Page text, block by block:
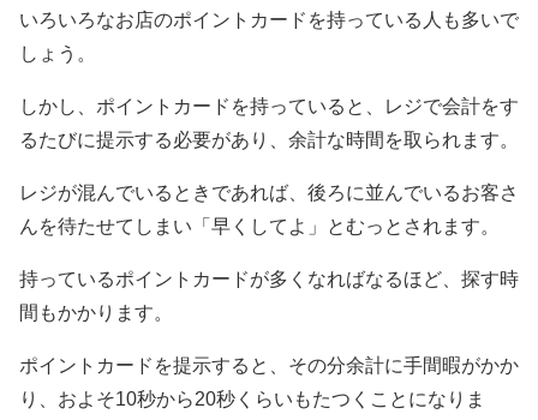
いろいろなお店のポイントカードを持っている人も多いで
しょう。
しかし、ポイントカードを持っていると、レジで会計をす
るたびに提示する必要があり、余計な時間を取られます。
レジが混んでいるときであれば、後ろに並んでいるお客さ
んを待たせてしまい「早くしてよ」とむっとされます。
持っているポイントカードが多くなればなるほど、探す時
間もかかります。
ポイントカードを提示すると、その分余計に手間暇がかか
り、およそ10秒から20秒くらいもたつくことになりま